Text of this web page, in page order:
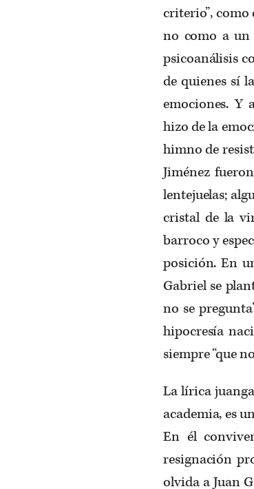
criterio”,
no como a un
psicoanálisis
de quienes sí
emociones. Y
hizo de la
himno de
Jiménez
lentejuelas;
cristal de la
barroco y
posición. En
Gabriel se
no se
hipocresía
siempre “que
La lírica
academia, es
En él
resignación
olvida a Juan